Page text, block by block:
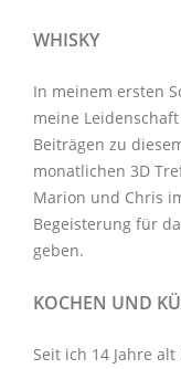
WHISKY
In meinem ersten
meine
Beiträgen zu
monatlichen 3D
Marion und Chris
Begeisterung für
geben.
KOCHEN UND
Seit ich 14 Jahre